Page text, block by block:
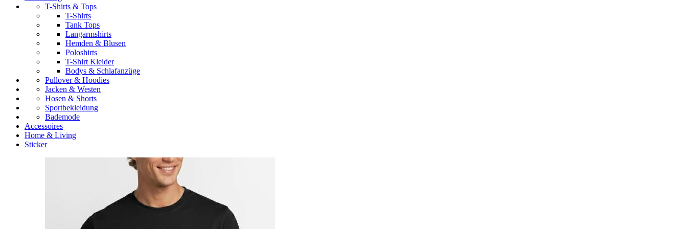
T-Shirts & Tops
T-Shirts
Tank Tops
Langarmshirts
Hemden & Blusen
Poloshirts
T-Shirt Kleider
Bodys & Schlafanzüge
Pullover & Hoodies
Jacken & Westen
Hosen & Shorts
Sportbekleidung
Bademode
Accessoires
Home & Living
Sticker